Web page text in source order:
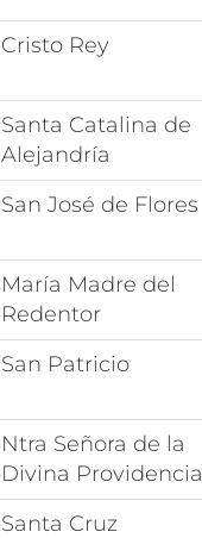
Cristo Rey
Santa Catalina de
Alejandría
San José de Flores
María Madre del
Redentor
San Patricio
Ntra Señora de la
Divina Providencia
Santa Cruz